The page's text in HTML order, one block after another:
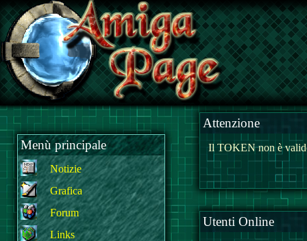
Menù principale
Notizie
Grafica
Forum
Links
Attenzione
Il TOKEN non è
Utenti Online